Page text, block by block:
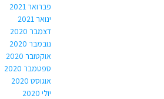
פברואר 2021
ינואר 2021
דצמבר 2020
נובמבר 2020
אוקטובר 2020
ספטמבר 2020
אוגוסט 2020
יולי 2020